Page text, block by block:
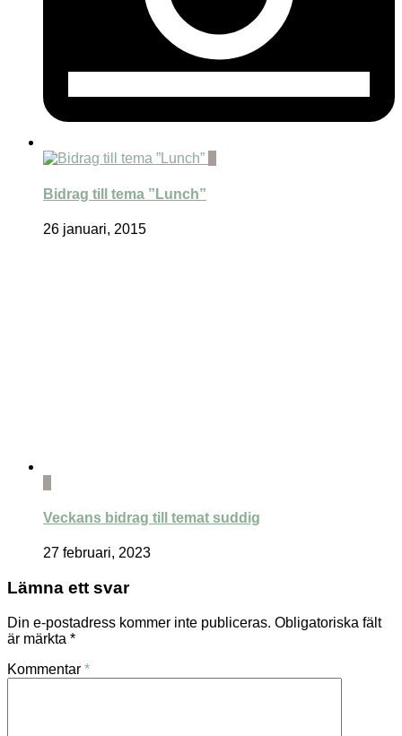
0
Bidrag till tema ”Lunch”
26 januari, 2015
0
Veckans bidrag till temat suddig
27 februari, 2023
Lämna ett svar
Din e-postadress kommer inte publiceras. Obligatoriska fält
är märkta *
Kommentar *